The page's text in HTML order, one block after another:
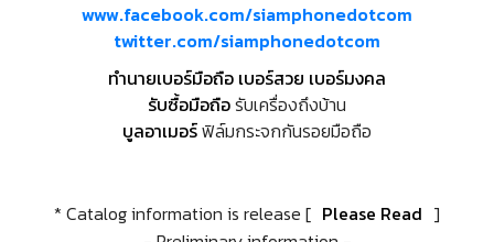
www.facebook.com/siamphonedotcom
twitter.com/siamphonedotcom
ทำนายเบอร์มือถือ เบอร์สวย เบอร์มงคล
รับซื้อมือถือรับเครื่องถึงบ้าน
บูลอาเมอร์ฟิล์มกระจกกันรอยมือถือ
* Catalog information is release [ Please Read ]